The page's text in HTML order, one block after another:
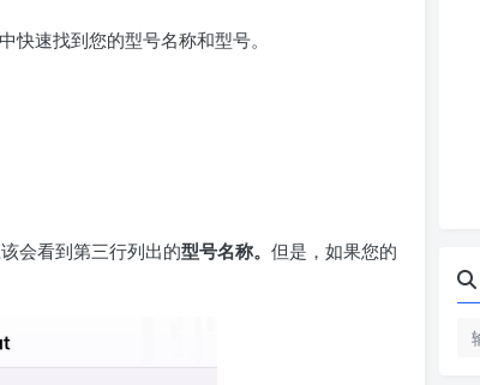
快速找到您的型号名称和型号。
会看到第三行列出的型号名称。 但是，如果您的